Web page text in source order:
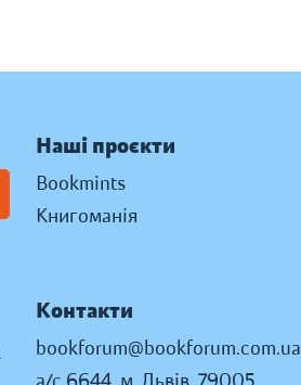
Наші проєкти
Bookmints
Книгоманія
Контакти
bookforum@bookforum.com.ua